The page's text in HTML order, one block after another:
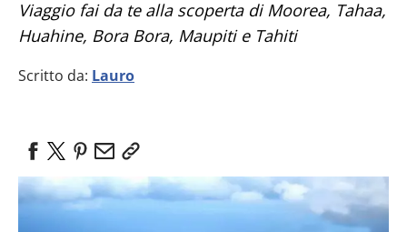
Viaggio fai da te alla scoperta di Moorea, Tahaa,
Huahine, Bora Bora, Maupiti e Tahiti
Scritto da: Lauro